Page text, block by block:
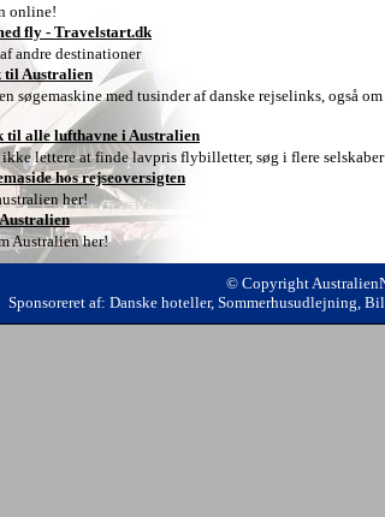
online!
fly - Travelstart.dk
af andre destinationer
til Australien
søgemaskine med tusinder af danske rejselinks, også
til alle lufthavne i Australien
lettere at finde lavpris flybilletter, søg i flere
hos rejseoversigten
her!
Australien her!
© Copyright
Sponsoreret af: Danske hoteller, Sommerhusudlejning,